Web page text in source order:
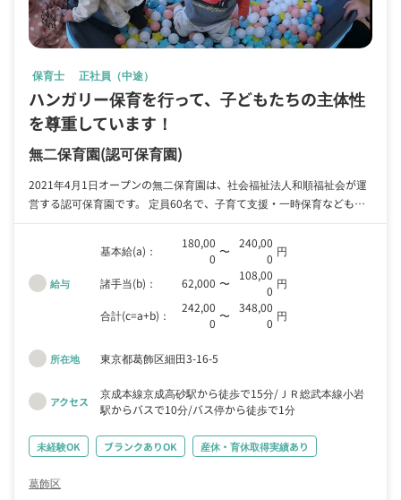
保育士 正社員（中途）
ハンガリー保育を行って、子どもたちの主体性
を尊重しています！
無二保育園(認可保育園)
2021年4月1日オープンの無二保育園は、社会福祉法人和順福祉会が運
営する認可保育園です。 定員60名で、子育て支援・一時保育なども対
応しています。 ハンガリー保育を行っており、子どもたちの主体性を
尊重しているのが特徴。 子どもたちがのびのびと成長でき、未来に向
かって羽ばたいていけるようサポートします。 研修制度がありますの
で、ハンガリー保育の経験がない方も安心です。
給与
基本給(a)：
180,00
0
〜
240,00
0
円
諸手当(b)： 62,000 〜
108,00
0
円
合計(c=a+b)：
242,00
0
〜
348,00
0
円
所在地 東京都葛飾区細田3-16-5
アクセス
京成本線京成高砂駅から徒歩で15分
ＪＲ総武本線小岩
駅からバスで10分 バス停から徒歩で1分
未経験OK ブランクありOK 産休・育休取得実績あり
葛飾区